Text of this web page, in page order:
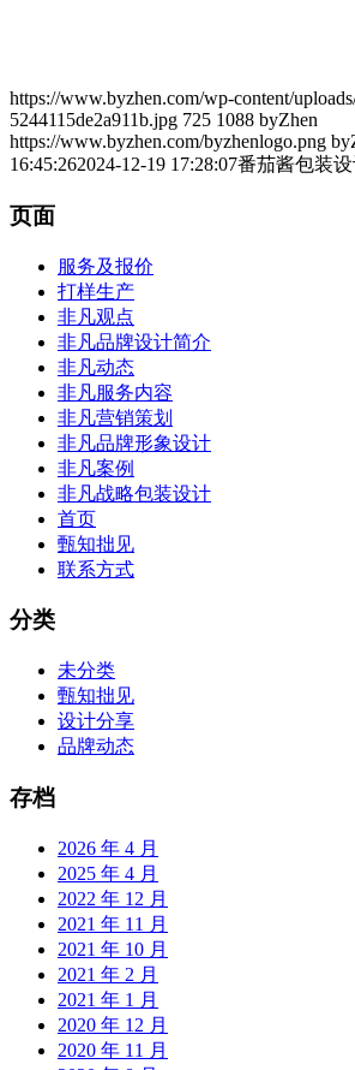
https://www.byzhen.com/wp-content/
5244115de2a911b.jpg 725 1088 byZhen
https://www.byzhen.com/byzhenlogo.png
16:45:262024-12-19 17:28:07番茄酱包装
页面
服务及报价
打样生产
非凡观点
非凡品牌设计简介
非凡动态
非凡服务内容
非凡营销策划
非凡品牌形象设计
非凡案例
非凡战略包装设计
首页
甄知拙见
联系方式
分类
未分类
甄知拙见
设计分享
品牌动态
存档
2026 年 4 月
2025 年 4 月
2022 年 12 月
2021 年 11 月
2021 年 10 月
2021 年 2 月
2021 年 1 月
2020 年 12 月
2020 年 11 月